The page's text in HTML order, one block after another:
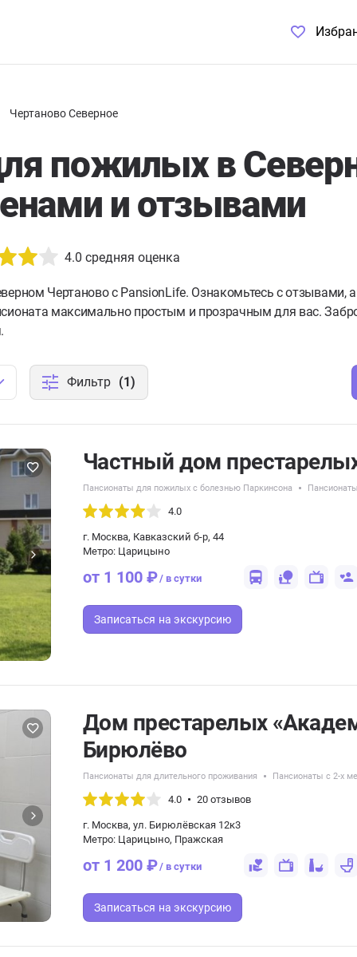
Чертаново Северное
пожилых в
и отзывами
4.0 средняя оценка
Чертаново с PansionLife. Ознакомьтесь с
максимально простым и прозрачным для вас.
Фильтр (1)
Частный дом
Пансионаты для пожилых с болезнью Паркинсона
4.0
г. Москва, Кавказский б-р, 44
Метро: Царицыно
от 1 100 ₽/ в сутки
Записаться на экскурсию
Дом престарелых
Бирюлёво
Пансионаты для длительного проживания Пансионаты с 2-х
4.0 20 отзывов
г. Москва, ул. Бирюлёвская 12к3
Метро: Царицыно, Пражская
от 1 200 ₽/ в сутки
Записаться на экскурсию